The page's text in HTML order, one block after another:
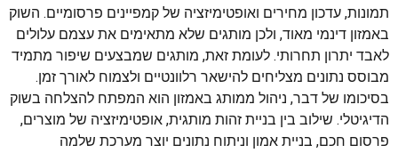
תמונות, עדכון מחירים ואופטימיזציה של קמפיינים פרסומיים. השוק
באמזון דינמי מאוד, ולכן מותגים שלא מתאימים את עצמם עלולים
לאבד יתרון תחרותי. לעומת זאת, מותגים שמבצעים שיפור מתמיד
מבוסס נתונים מצליחים להישאר רלוונטיים ולצמוח לאורך זמן.
בסיכומו של דבר, ניהול ממותג באמזון הוא המפתח להצלחה בשוק
הדיגיטלי. שילוב בין בניית זהות מותגית, אופטימיזציה של מוצרים,
פרסום חכם, בניית אמון וניתוח נתונים יוצר מערכת שלמה